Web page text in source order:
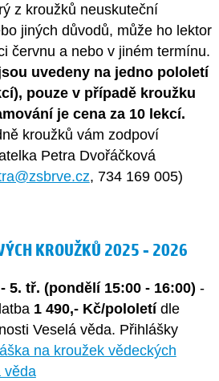
z kroužků neuskuteční
jiných důvodů, může ho lektor
červnu a nebo v jiném termínu.
uvedeny na jedno pololetí
pouze v případě kroužku
je cena za 10 lekcí.
kroužků vám zodpoví
Petra Dvořáčková
, 734 169 005)
KROUŽKŮ 2025 - 2026
5. tř. (pondělí 15:00 - 16:00) -
1 490,- Kč/pololetídle
Veselá věda. Přihlášky
na kroužek vědeckých
věda